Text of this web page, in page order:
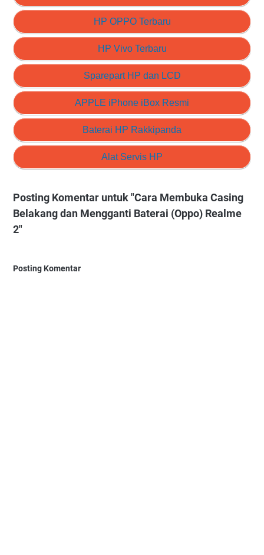
HP OPPO Terbaru
HP Vivo Terbaru
Sparepart HP dan LCD
APPLE iPhone iBox Resmi
Baterai HP Rakkipanda
Alat Servis HP
Posting Komentar untuk "Cara Membuka Casing
Belakang dan Mengganti Baterai (Oppo) Realme
2"
Posting Komentar